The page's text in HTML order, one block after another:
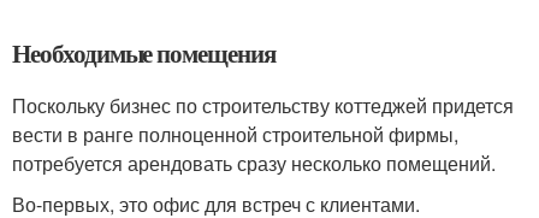
Необходимые помещения
Поскольку бизнес по строительству коттеджей придется
вести в ранге полноценной строительной фирмы,
потребуется арендовать сразу несколько помещений.
Во-первых, это офис для встреч с клиентами.